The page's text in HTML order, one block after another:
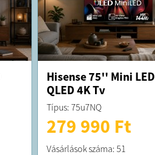
Hisense 75'' Mini LED
QLED 4K Tv
Típus: 75u7NQ
279 990 Ft
Vásárlások száma: 51